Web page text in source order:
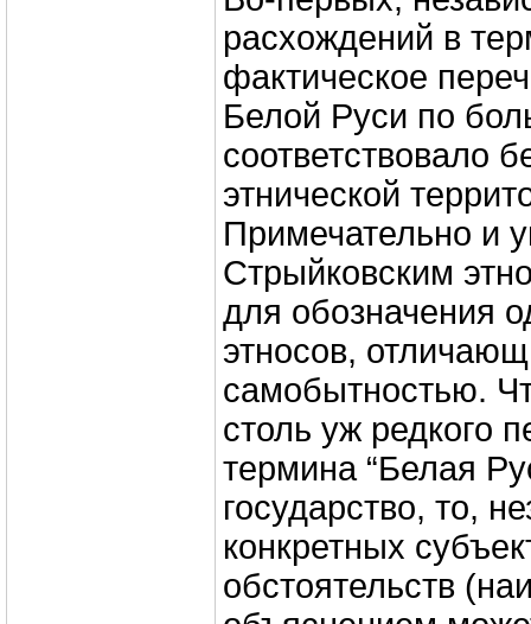
расхождений в
фактическое
Белой Руси по
соответствовало
этнической
Примечательно и
Стрыйковским
для обозначения
этносов,
самобытностью.
столь уж редкого
термина “Белая
государство, то,
конкретных
обстоятельств